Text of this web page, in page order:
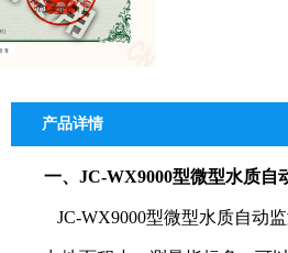
产品详情
一、JC-WX9000型微型水质自
JC-WX9000型微型水质自动